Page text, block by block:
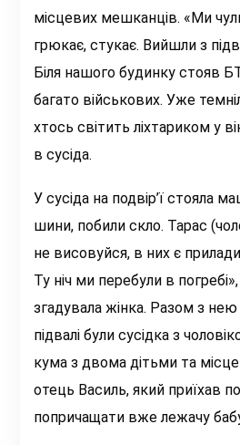
місцевих мешканців. «Ми
грюкає, стукає. Вийшли з
Біля нашого будинку стояв
багато військових. Уже
хтось світить ліхтариком у
в сусіда.
У сусіда на подвір’ї стояла
шини, побили скло. Тарас
не висовуйся, в них є прилади
Ту ніч ми перебули в
згадувала жінка. Разом з нею
підвалі були сусідка з
кума з двома дітьми та
отець Василь, який приїхав
попричащати вже лежачу